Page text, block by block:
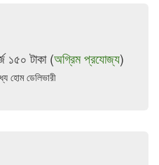
১৫০ টাকা (অগ্রিম প্রযোজ্য)
হোম ডেলিভারী